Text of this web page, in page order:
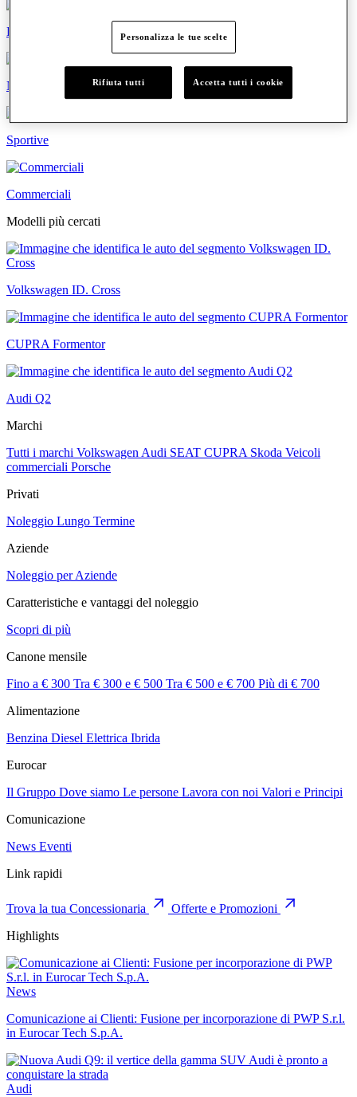
Familiari
Neopatentati
Sportive
Commerciali
Modelli più cercati
Volkswagen ID. Cross
CUPRA Formentor
Audi Q2
Marchi
Tutti i marchi Volkswagen Audi SEAT CUPRA Skoda Veicoli
commerciali Porsche
Privati
Noleggio Lungo Termine
Aziende
Noleggio per Aziende
Caratteristiche e vantaggi del noleggio
Scopri di più
Canone mensile
Fino a € 300 Tra € 300 e € 500 Tra € 500 e € 700 Più di € 700
Alimentazione
Benzina Diesel Elettrica Ibrida
Eurocar
Il Gruppo Dove siamo Le persone Lavora con noi Valori e Principi
Comunicazione
News Eventi
Link rapidi
Trova la tua Concessionaria
Offerte e Promozioni
Highlights
News
Comunicazione ai Clienti: Fusione per incorporazione di PWP S.r.l.
in Eurocar Tech S.p.A.
Audi
Personalizza le tue scelte
Rifiuta tutti Accetta tutti i cookie